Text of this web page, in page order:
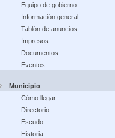
Equipo de gobierno
Información general
Tablón de anuncios
Impresos
Documentos
Eventos
Municipio
Cómo llegar
Directorio
Escudo
Historia